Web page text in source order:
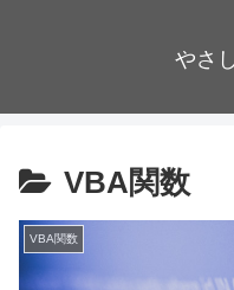
やさ
VBA関数
VBA関数